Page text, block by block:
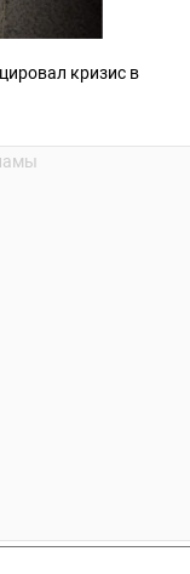
кризис в